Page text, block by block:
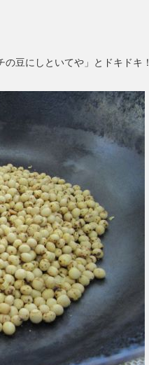
豆にしといてや」とドキドキ！